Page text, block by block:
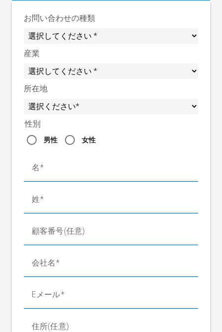
お問い合わせの種類
産業
所在地
性別
男性 女性
名
姓
顧客番号(任意)
会社名
Eメール
住所(任意)